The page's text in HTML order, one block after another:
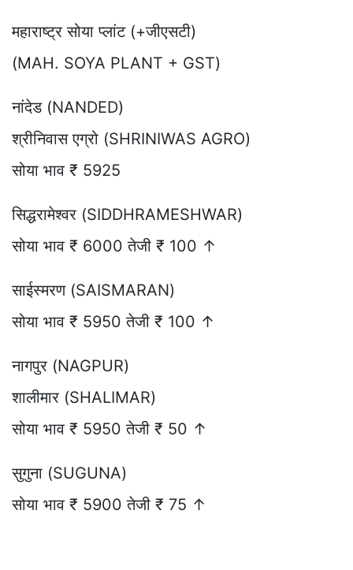
महाराष्ट्र सोया प्लांट (+जीएसटी)
(MAH. SOYA PLANT + GST)
नांदेड (NANDED)
श्रीनिवास एग्रो (SHRINIWAS AGRO)
सोया भाव ₹ 5925
सिद्धरामेश्वर (SIDDHRAMESHWAR)
सोया भाव ₹ 6000 तेजी ₹ 100 ↑
साईस्मरण (SAISMARAN)
सोया भाव ₹ 5950 तेजी ₹ 100 ↑
नागपुर (NAGPUR)
शालीमार (SHALIMAR)
सोया भाव ₹ 5950 तेजी ₹ 50 ↑
सुगुना (SUGUNA)
सोया भाव ₹ 5900 तेजी ₹ 75 ↑